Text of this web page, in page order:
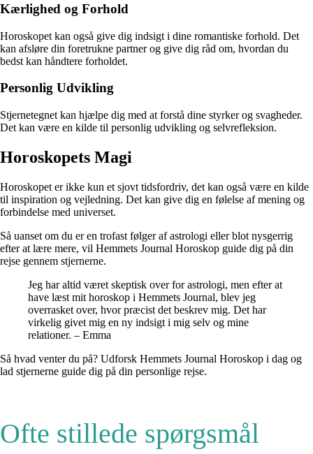
Kærlighed og Forhold
Horoskopet kan også give dig indsigt i dine romantiske forhold. Det
kan afsløre din foretrukne partner og give dig råd om, hvordan du
bedst kan håndtere forholdet.
Personlig Udvikling
Stjernetegnet kan hjælpe dig med at forstå dine styrker og svagheder.
Det kan være en kilde til personlig udvikling og selvrefleksion.
Horoskopets Magi
Horoskopet er ikke kun et sjovt tidsfordriv, det kan også være en kilde
til inspiration og vejledning. Det kan give dig en følelse af mening og
forbindelse med universet.
Så uanset om du er en trofast følger af astrologi eller blot nysgerrig
efter at lære mere, vil Hemmets Journal Horoskop guide dig på din
rejse gennem stjernerne.
Jeg har altid været skeptisk over for astrologi, men efter at
have læst mit horoskop i Hemmets Journal, blev jeg
overrasket over, hvor præcist det beskrev mig. Det har
virkelig givet mig en ny indsigt i mig selv og mine
relationer. – Emma
Så hvad venter du på? Udforsk Hemmets Journal Horoskop i dag og
lad stjernerne guide dig på din personlige rejse.
Ofte stillede spørgsmål